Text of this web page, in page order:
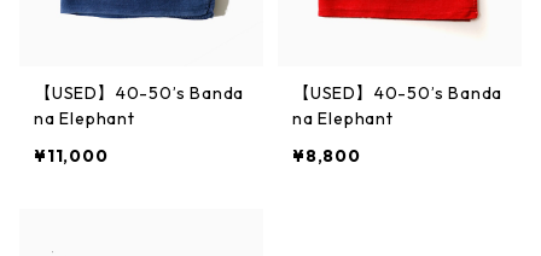
【USED】40-50’s Banda
na Elephant
¥11,000
【USED】40-50’s Banda
na Elephant
¥8,800